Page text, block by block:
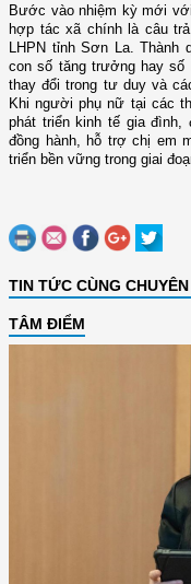
Bước vào nhiệm kỳ mới
hợp tác xã chính là câu
LHPN tỉnh Sơn La. Thành
con số tăng trưởng hay
thay đổi trong tư duy và
Khi người phụ nữ tại các
phát triển kinh tế gia đình,
đồng hành, hỗ trợ chị em
triển bền vững trong giai
TIN TỨC CÙNG
TÂM ĐIỂM